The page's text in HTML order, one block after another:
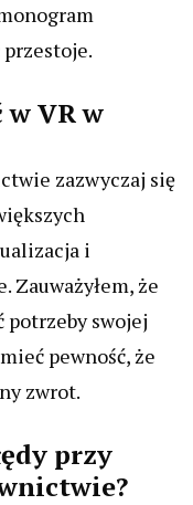
VR w
zazwyczaj się
i
Zauważyłem, że
potrzeby swojej
pewność, że
zwrot.
przy